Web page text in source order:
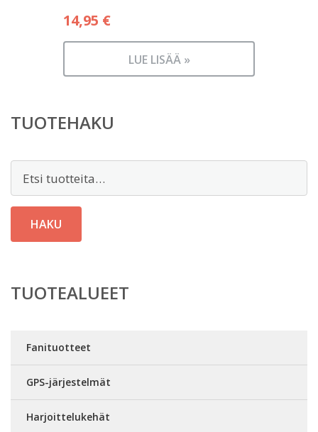
14,95 €
LUE LISÄÄ »
TUOTEHAKU
HAKU
TUOTEALUEET
Fanituotteet
GPS-järjestelmät
Harjoittelukehät